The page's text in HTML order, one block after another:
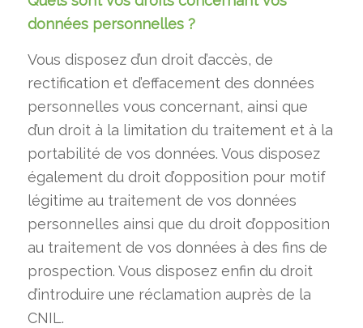
données personnelles ?
Vous disposez d’un droit d’accès, de
rectification et d’effacement des données
personnelles vous concernant, ainsi que
d’un droit à la limitation du traitement et à la
portabilité de vos données. Vous disposez
également du droit d’opposition pour motif
légitime au traitement de vos données
personnelles ainsi que du droit d’opposition
au traitement de vos données à des fins de
prospection. Vous disposez enfin du droit
d’introduire une réclamation auprès de la
CNIL.